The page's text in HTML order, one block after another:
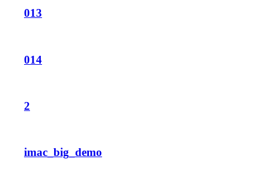
013
014
2
imac_big_demo